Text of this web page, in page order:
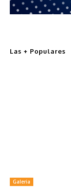
Las + Populares
Galeria